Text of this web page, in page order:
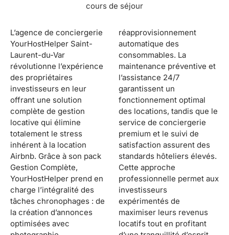
cours de séjour
L’agence de conciergerie
YourHostHelper Saint-
Laurent-du-Var
révolutionne l’expérience
des propriétaires
investisseurs en leur
offrant une solution
complète de gestion
locative qui élimine
totalement le stress
inhérent à la location
Airbnb. Grâce à son pack
Gestion Complète,
YourHostHelper prend en
charge l’intégralité des
tâches chronophages : de
la création d’annonces
optimisées avec
réapprovisionnement
automatique des
consommables. La
maintenance préventive et
l’assistance 24/7
garantissent un
fonctionnement optimal
des locations, tandis que le
service de conciergerie
premium et le suivi de
satisfaction assurent des
standards hôteliers élevés.
Cette approche
professionnelle permet aux
investisseurs
expérimentés de
maximiser leurs revenus
locatifs tout en profitant